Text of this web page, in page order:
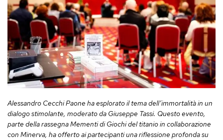
Alessandro Cecchi Paone ha esplorato il tema dell’immortalità in un
dialogo stimolante, moderato da Giuseppe Tassi. Questo evento,
parte della rassegna Mementi di Giochi del titanio in collaborazione
con Minerva, ha offerto ai partecipanti una riflessione profonda su